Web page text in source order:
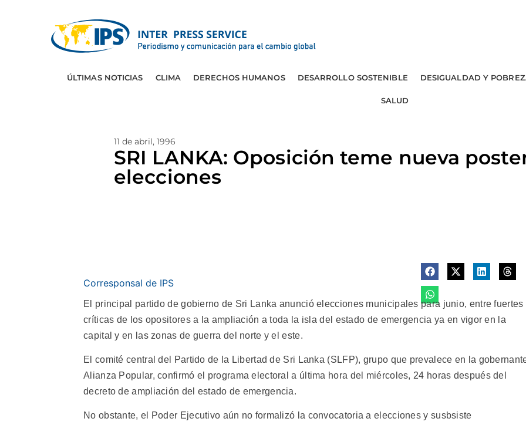
ÚLTIMAS NOTICIAS CLIMA DERECHOS HUMANOS DESARROLLO SOSTENIBLE DESIGUALDAD Y
SALUD
11 de abril, 1996
SRI LANKA: Oposición teme nueva
elecciones
Corresponsal de IPS
El principal partido de gobierno de Sri Lanka anunció elecciones municipales para junio, entre fuertes
críticas de los opositores a la ampliación a toda la isla del estado de emergencia ya en vigor en la
capital y en las zonas de guerra del norte y el este.
El comité central del Partido de la Libertad de Sri Lanka (SLFP), grupo que prevalece en la
Alianza Popular, confirmó el programa electoral a última hora del miércoles, 24 horas después del
decreto de ampliación del estado de emergencia.
No obstante, el Poder Ejecutivo aún no formalizó la convocatoria a elecciones y susbsiste